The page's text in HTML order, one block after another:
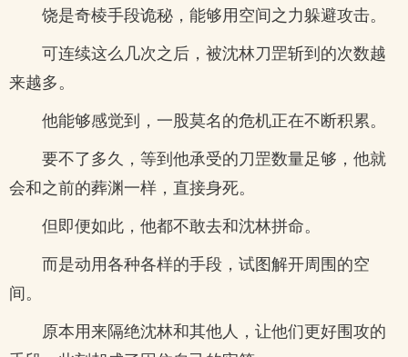
饶是奇棱手段诡秘，能够用空间之力躲避攻击。
可连续这么几次之后，被沈林刀罡斩到的次数越
来越多。
他能够感觉到，一股莫名的危机正在不断积累。
要不了多久，等到他承受的刀罡数量足够，他就
会和之前的葬渊一样，直接身死。
但即便如此，他都不敢去和沈林拼命。
而是动用各种各样的手段，试图解开周围的空
间。
原本用来隔绝沈林和其他人，让他们更好围攻的